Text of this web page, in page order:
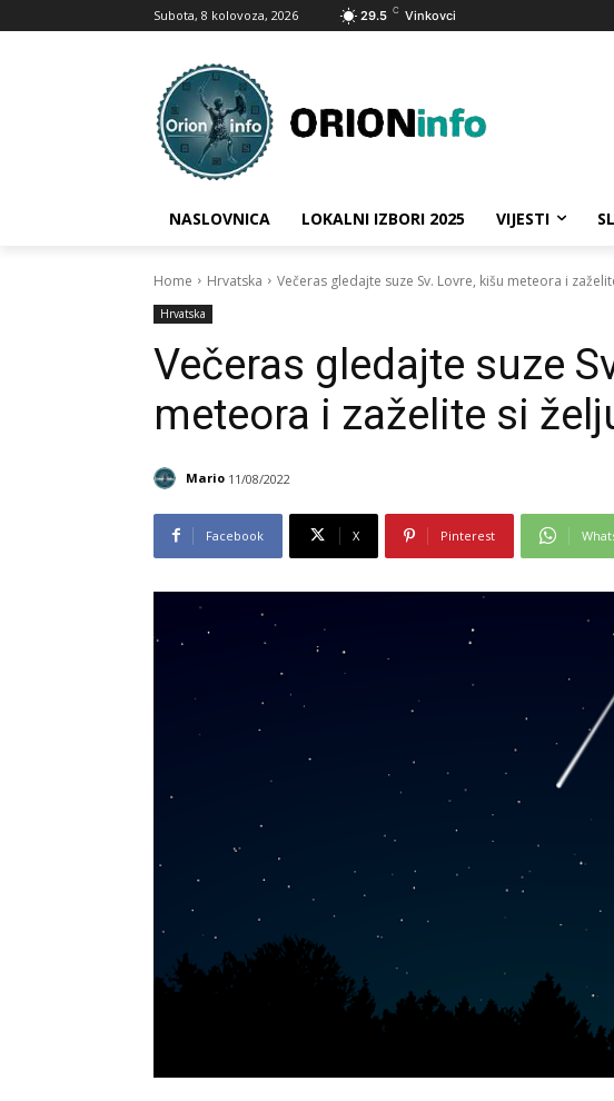
Subota, 8 kolovoza, 2026 29.5 C Vinkovci
NASLOVNICA LOKALNI IZBORI 2025 VIJESTI
Home Hrvatska Večeras gledajte suze Sv. Lovre, kišu meteora i
Hrvatska
Večeras gledajte suze
meteora i zaželite si
Mario 11/08/2022
Facebook X Pinterest